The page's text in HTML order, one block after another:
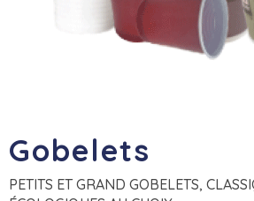
Gobelets
PETITS ET GRAND GOBELETS,